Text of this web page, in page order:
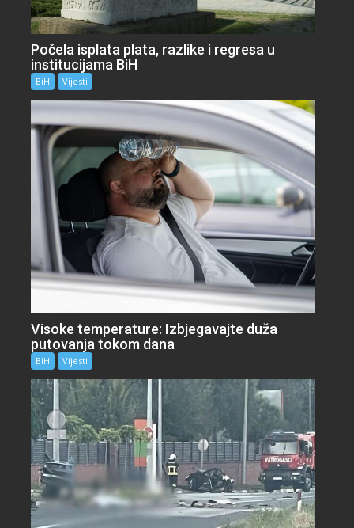
Počela isplata plata, razlike i regresa u
institucijama BiH
BiH Vijesti
Visoke temperature: Izbjegavajte duža
putovanja tokom dana
BiH Vijesti